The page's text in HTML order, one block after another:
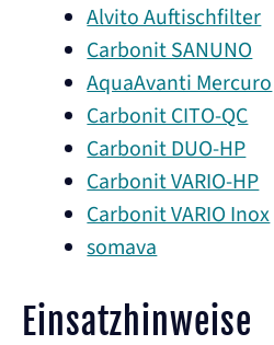
Alvito Auftischfilter
Carbonit SANUNO
AquaAvanti Mercuro
Carbonit CITO-QC
Carbonit DUO-HP
Carbonit VARIO-HP
Carbonit VARIO Inox
somava
Einsatzhinweise